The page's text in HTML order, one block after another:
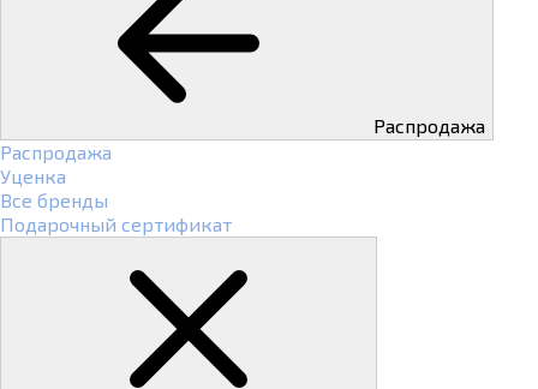
Распродажа
Распродажа
Уценка
Все бренды
Подарочный сертификат